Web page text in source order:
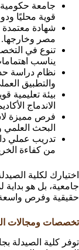
جامعة
قوية محليًا
شهادة
مصر وخارجها.
تنوع في
يناسب
نظام دراسة
والتطبيق
بيئة تعليمية
الاندماج
فرص مميزة
البحث
تدريب عملي
من كفاءة
اختيارك لكلية
جامعية، بل هو
حقيقية وفرص واسعة
تخصصات ومجالات
توفر كلية الصيدلة